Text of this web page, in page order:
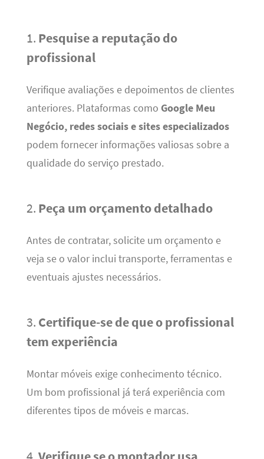
1. Pesquise a reputação do
profissional
Verifique avaliações e depoimentos de clientes
anteriores. Plataformas como Google Meu
Negócio, redes sociais e sites especializados
podem fornecer informações valiosas sobre a
qualidade do serviço prestado.
2. Peça um orçamento detalhado
Antes de contratar, solicite um orçamento e
veja se o valor inclui transporte, ferramentas e
eventuais ajustes necessários.
3. Certifique-se de que o profissional
tem experiência
Montar móveis exige conhecimento técnico.
Um bom profissional já terá experiência com
diferentes tipos de móveis e marcas.